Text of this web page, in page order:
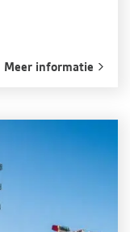
Meer informatie